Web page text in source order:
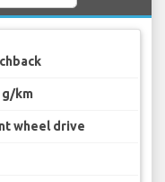
g/km
wheel drive